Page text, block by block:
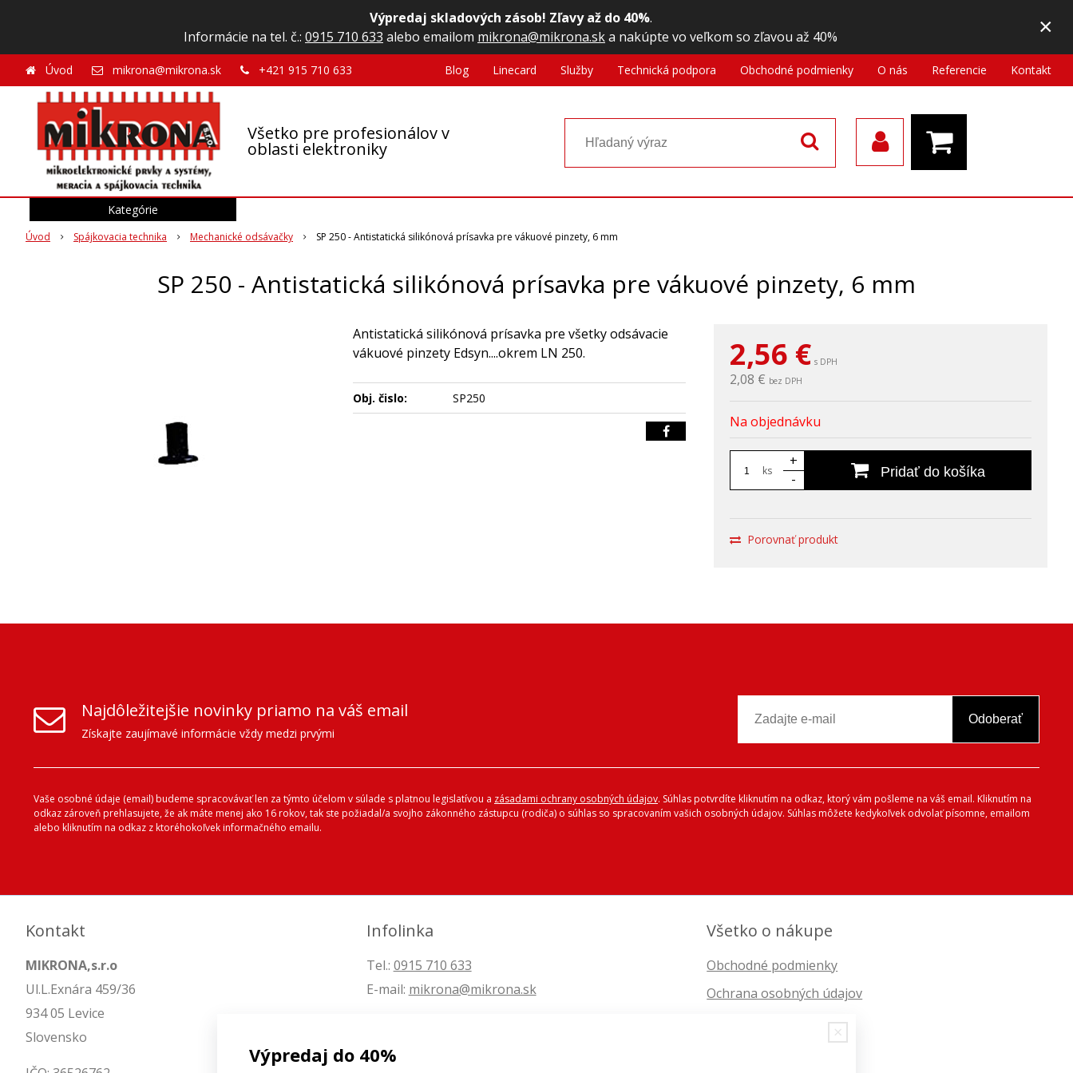
Výpredaj skladových zásob! Zľavy až do 40%.
Informácie na tel. č.: 0915 710 633 alebo emailom mikrona@mikrona.ska nakúpte vo veľkom so zľavou až 40% ×
Všetko pre profesionálov v
oblasti elektroniky
Úvod mikrona@mikrona.sk +421 915 710 633 Blog Linecard Služby Technická podpora Obchodné podmienky O nás Referencie Kontakt
Úvod Spájkovacia technika Mechanické odsávačky SP 250 - Antistatická silikónová prísavka pre vákuové pinzety, 6 mm
SP 250 - Antistatická silikónová prísavka pre vákuové pinzety, 6 mm
2,56 € s DPH
2,08 € bez DPH
Na objednávku
ks
+
-
Pridať do košíka
Porovnať produkt
Antistatická silikónová prísavka pre všetky odsávacie
vákuové pinzety Edsyn....okrem LN 250.
Obj. čislo: SP250
Kategórie
Najdôležitejšie novinky priamo na váš email
Získajte zaujímavé informácie vždy medzi prvými
Odoberať
Vaše osobné údaje (email) budeme spracovávať len za týmto účelom v súlade s platnou legislatívou a zásadami ochrany osobných údajov. Súhlas potvrdíte kliknutím na odkaz, ktorý vám pošleme na váš email. Kliknutím na
odkaz zároveň prehlasujete, že ak máte menej ako 16 rokov, tak ste požiadal/a svojho zákonného zástupcu (rodiča) o súhlas so spracovaním vašich osobných údajov. Súhlas môžete kedykoľvek odvolať písomne, emailom
alebo kliknutím na odkaz z ktoréhokoľvek informačného emailu.
Kontakt
MIKRONA,s.r.o
Ul.L.Exnára 459/36
934 05 Levice
Slovensko
Infolinka
Tel.: 0915 710 633
E-mail: mikrona@mikrona.sk
Všetko o nákupe
Obchodné podmienky
Ochrana osobných údajov
Výpredaj do 40%